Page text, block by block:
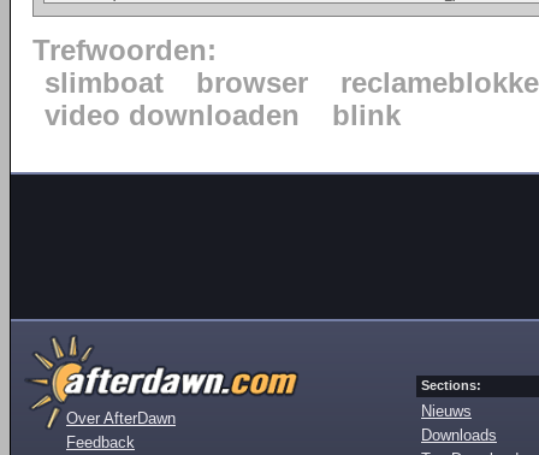
Trefwoorden:
slimboat
browser
video downloaden
blink
Over AfterDawn
Feedback
Sections:
Nieuws
Downloads